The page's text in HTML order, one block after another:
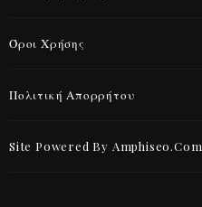
Όροι Χρήσης
Πολιτική Απορρήτου
Site Powered By Amphiseo.com